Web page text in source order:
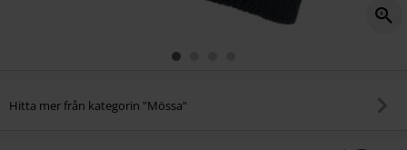
Hitta mer från kategorin "Mössa"